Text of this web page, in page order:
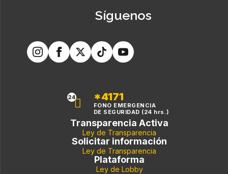
Síguenos
24 *4171
FONO EMERGENCIA
DE SEGURIDAD (24 hrs.)
Transparencia Activa
Ley de Transparencia
Solicitar información
Ley de Transparencia
Plataforma
Ley de Lobby